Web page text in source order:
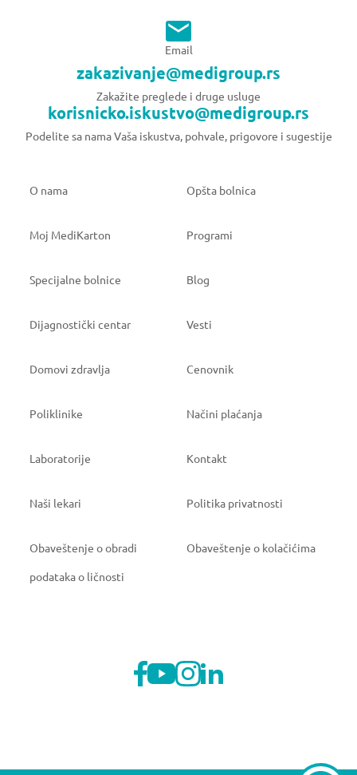
Email
zakazivanje@medigroup.rs
Zakažite preglede i druge usluge
korisnicko.iskustvo@medigroup.rs
Podelite sa nama Vaša iskustva, pohvale, prigovore i sugestije
O nama Opšta bolnica
Moj MediKarton Programi
Specijalne bolnice Blog
Dijagnostički centar Vesti
Domovi zdravlja Cenovnik
Poliklinike Načini plaćanja
Laboratorije Kontakt
Naši lekari Politika privatnosti
Obaveštenje o obradi
podataka o ličnosti
Obaveštenje o kolačićima